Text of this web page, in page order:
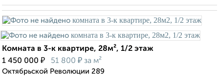
Комната в 3-к квартире, 28м², 1/2 этаж
1 450 000 ₽ 51 800 ₽ за м²
Октябрьской Революции 289